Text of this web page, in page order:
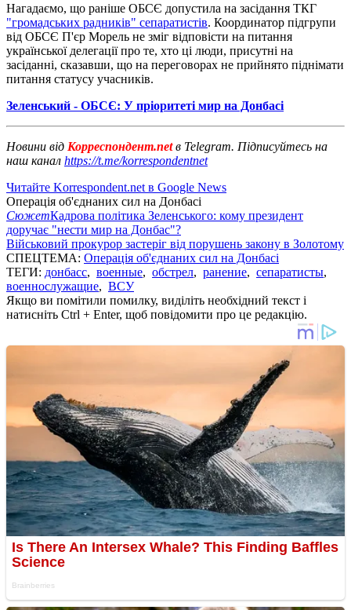
Нагадаємо, що раніше ОБСЄ допустила на засідання ТКГ
"громадських радників" сепаратистів. Координатор підгрупи
від ОБСЄ П'єр Морель не зміг відповісти на питання
української делегації про те, хто ці люди, присутні на
засіданні, сказавши, що на переговорах не прийнято піднімати
питання статусу учасників.
Зеленський - ОБСЄ: У пріоритеті мир на Донбасі
Новини від Корреспондент.netв Telegram. Підписуйтесь на
наш канал https://t.me/korrespondentnet
Читайте Korrespondent.net в Google News
Операція об'єднаних сил на Донбасі
СюжетКадрова політика Зеленського: кому президент
доручає "нести мир на Донбас"?
Військовий прокурор застеріг від порушень закону в Золотому
СПЕЦТЕМА: Операція об'єднаних сил на Донбасі
ТЕГИ: донбасс, военные, обстрел, ранение, сепаратисты,
военнослужащие, ВСУ
Якщо ви помітили помилку, виділіть необхідний текст і
натисніть Ctrl + Enter, щоб повідомити про це редакцію.